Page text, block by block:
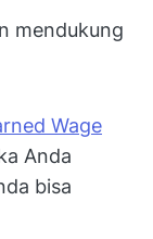
mendukung
Wage
Anda
bisa